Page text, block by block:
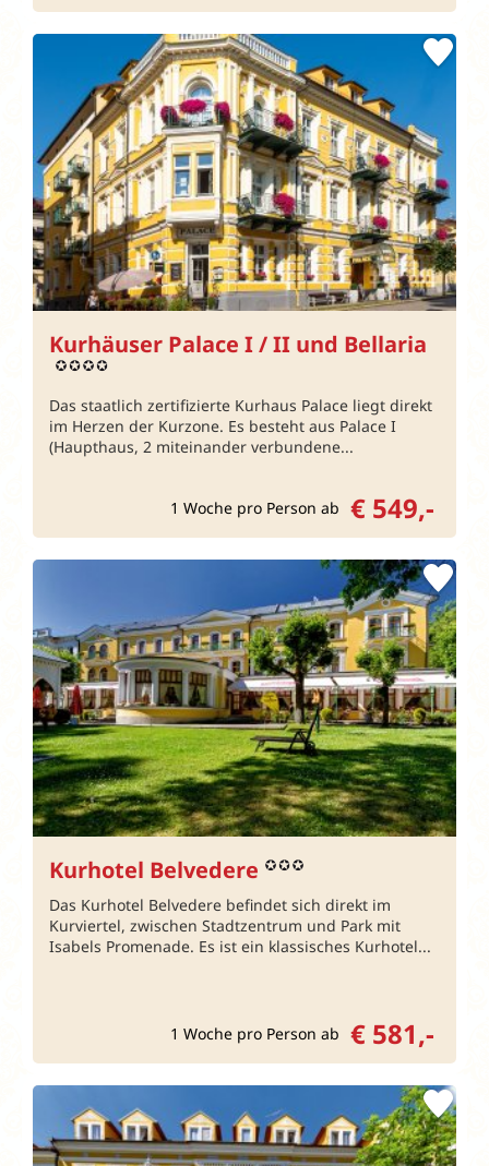
Kurhäuser Palace I / II und Bellaria
Das staatlich zertifizierte Kurhaus Palace liegt direkt
im Herzen der Kurzone. Es besteht aus Palace I
(Haupthaus, 2 miteinander verbundene...
1 Woche pro Person ab € 549,-
Kurhotel Belvedere
Das Kurhotel Belvedere befindet sich direkt im
Kurviertel, zwischen Stadtzentrum und Park mit
Isabels Promenade. Es ist ein klassisches Kurhotel...
1 Woche pro Person ab € 581,-